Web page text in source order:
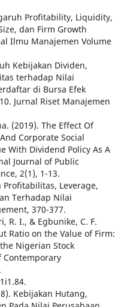
Profitability, Liquidity,
dan Firm Growth
Ilmu Manajemen Volume
Kebijakan Dividen,
terhadap Nilai
di Bursa Efek
Jurnal Riset Manajemen
(2019). The Effect Of
Corporate Social
With Dividend Policy As A
Journal of Public
2(1), 1-13.
Profitabilitas, Leverage,
Terhadap Nilai
370-377.
R. I., & Egbunike, C. F.
Ratio on the Value of Firm:
Nigerian Stock
Contemporary
Kebijakan Hutang,